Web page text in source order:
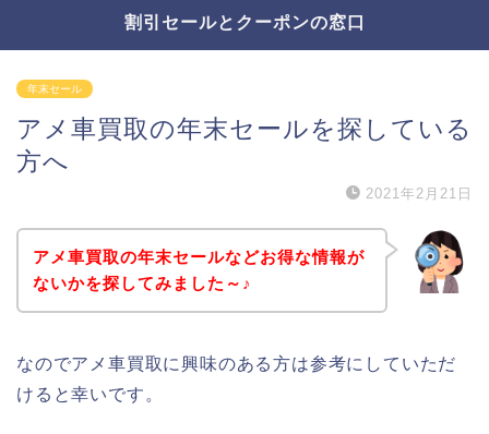
割引セールとクーポンの窓口
年末セール
アメ車買取の年末セールを探している
方へ
2021年2月21日
アメ車買取の年末セールなどお得な情報が
ないかを探してみました～♪
なのでアメ車買取に興味のある方は参考にしていただ
けると幸いです。